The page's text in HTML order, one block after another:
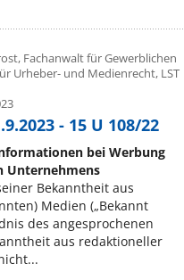
Fachanwalt für Gewerblichen
Urheber- und Medienrecht, LST
- 15 U 108/22
bei Werbung
Unternehmens
Bekanntheit aus
Medien („Bekannt
des angesprochenen
aus redaktioneller